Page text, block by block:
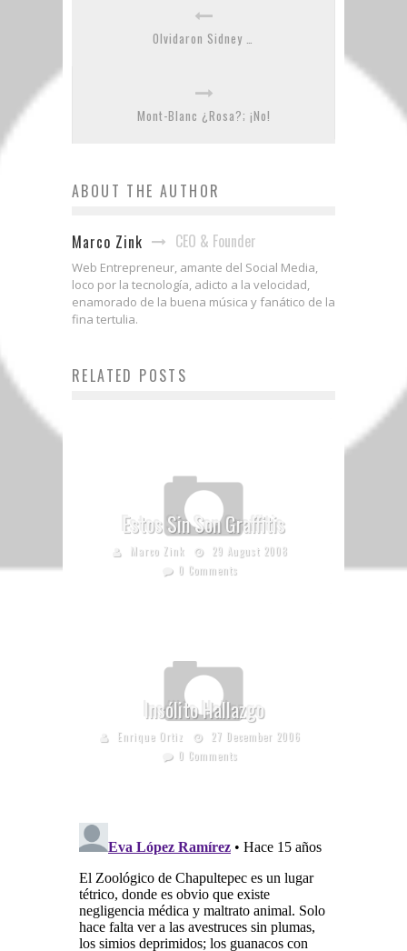
Olvidaron Sidney …
Mont-Blanc ¿Rosa?; ¡No!
ABOUT THE AUTHOR
Marco Zink CEO & Founder
Web Entrepreneur, amante del Social Media,
loco por la tecnología, adicto a la velocidad,
enamorado de la buena música y fanático de la
fina tertulia.
RELATED POSTS
Estos Sin Son Graffitis
Marco Zink
29 August 2008
0 Comments
Insólito Hallazgo
Enrique Ortiz
27 December 2006
0 Comments